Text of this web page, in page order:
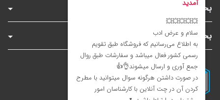
بخش‌های فروشگاه
بخش‌های سایت